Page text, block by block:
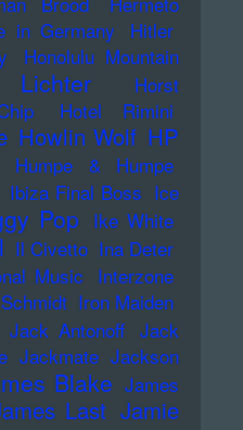
in Germany
Hitler
Honolulu Mountain
Horst
Hotel Rimini
Howlin Wolf HP
Humpe & Humpe
Ibiza Final Boss Ice
Pop
Ike White
Il Civetto Ina Deter
Music Interzone
Iron Maiden
Jack Antonoff Jack
Jackmate Jackson
Blake James
Last Jamie